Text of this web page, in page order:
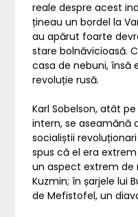
reale despre acest
țineau un bordel la
au apărut foarte
stare bolnăvicioasă.
casa de nebuni,
revoluție rusă.
Karl Sobelson, atât
intern, se aseamănă
socialiștii
spus că el era
un aspect extrem de
Kuzmin; în șarjele lui
de Mefistofel, un